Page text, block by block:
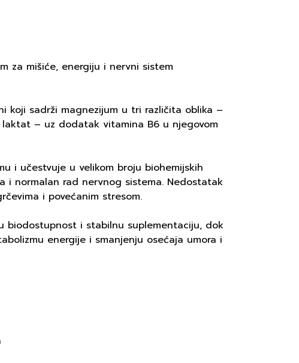
za mišiće, energiju i nervni sistem
koji sadrži magnezijum u tri različita oblika –
– uz dodatak vitamina B6 u njegovom
i učestvuje u velikom broju biohemijskih
i normalan rad nervnog sistema. Nedostatak
i povećanim stresom.
biodostupnost i stabilnu suplementaciju, dok
energije i smanjenju osećaja umora i